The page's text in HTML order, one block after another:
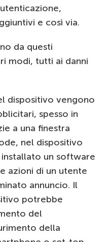
e così via.
da questi
modi, tutti ai danni
dispositivo vengono
spesso in
a una finestra
nel dispositivo
un software
azioni di un utente
annuncio. Il
potrebbe
del
della